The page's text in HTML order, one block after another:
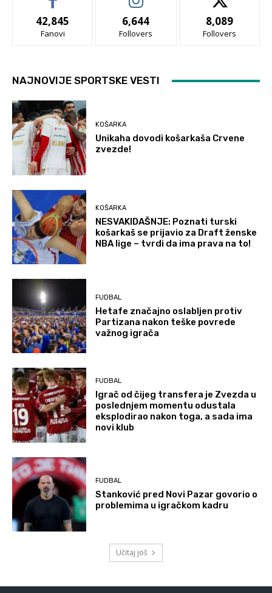
42,845
Fanovi
6,644
Follovers
8,089
Follovers
NAJNOVIJE SPORTSKE VESTI
KOŠARKA
Unikaha dovodi košarkaša Crvene
zvezde!
KOŠARKA
NESVAKIDAŠNJE: Poznati turski
košarkaš se prijavio za Draft ženske
NBA lige – tvrdi da ima prava na to!
FUDBAL
Hetafe značajno oslabljen protiv
Partizana nakon teške povrede
važnog igrača
FUDBAL
Igrač od čijeg transfera je Zvezda u
poslednjem momentu odustala
eksplodirao nakon toga, a sada ima
novi klub
FUDBAL
Stanković pred Novi Pazar govorio o
problemima u igračkom kadru
Učitaj još